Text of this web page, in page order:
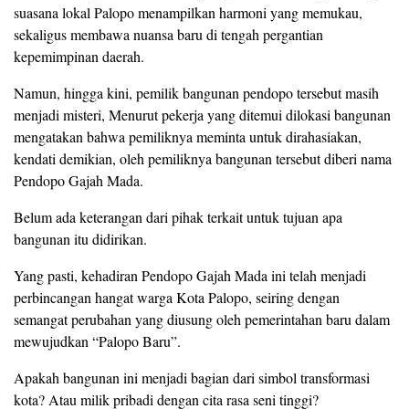
suasana lokal Palopo menampilkan harmoni yang memukau,
sekaligus membawa nuansa baru di tengah pergantian
kepemimpinan daerah.
Namun, hingga kini, pemilik bangunan pendopo tersebut masih
menjadi misteri, Menurut pekerja yang ditemui dilokasi bangunan
mengatakan bahwa pemiliknya meminta untuk dirahasiakan,
kendati demikian, oleh pemiliknya bangunan tersebut diberi nama
Pendopo Gajah Mada.
Belum ada keterangan dari pihak terkait untuk tujuan apa
bangunan itu didirikan.
Yang pasti, kehadiran Pendopo Gajah Mada ini telah menjadi
perbincangan hangat warga Kota Palopo, seiring dengan
semangat perubahan yang diusung oleh pemerintahan baru dalam
mewujudkan “Palopo Baru”.
Apakah bangunan ini menjadi bagian dari simbol transformasi
kota? Atau milik pribadi dengan cita rasa seni tinggi?